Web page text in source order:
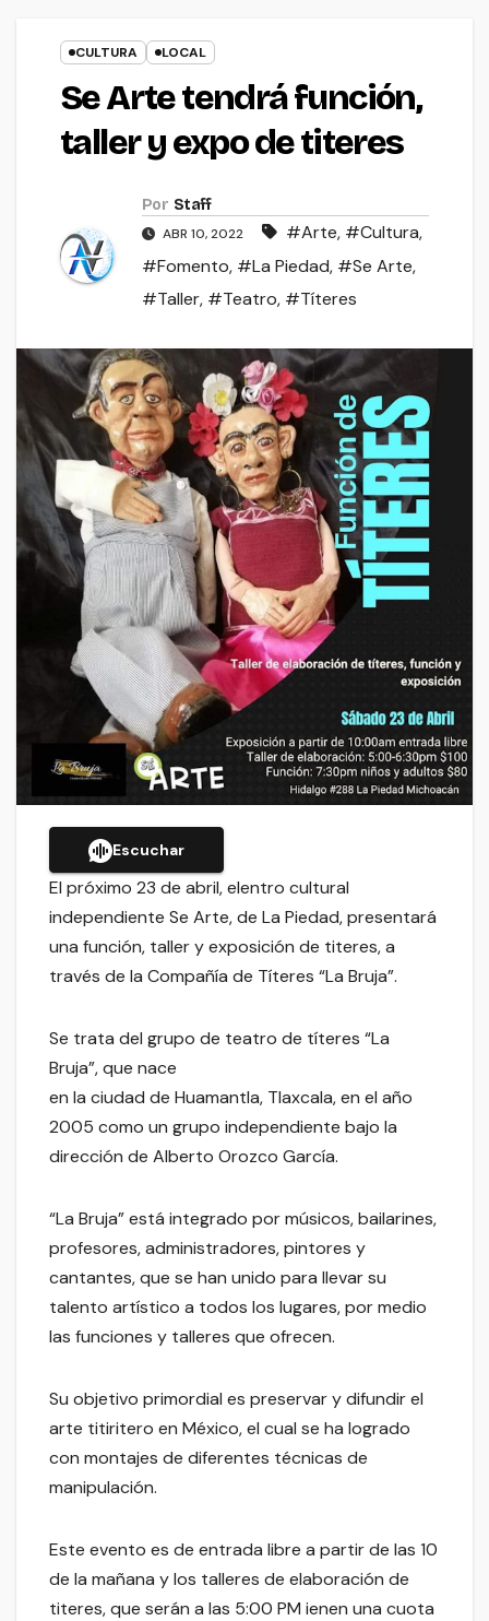
CULTURA LOCAL
Se Arte tendrá función,
taller y expo de titeres
Por Staff
ABR 10, 2022 #Arte, #Cultura,
#Fomento, #La Piedad, #Se Arte,
#Taller, #Teatro, #Títeres
Escuchar
El próximo 23 de abril, elentro cultural
independiente Se Arte, de La Piedad, presentará
una función, taller y exposición de titeres, a
través de la Compañía de Títeres “La Bruja”.
Se trata del grupo de teatro de títeres “La
Bruja”, que nace
en la ciudad de Huamantla, Tlaxcala, en el año
2005 como un grupo independiente bajo la
dirección de Alberto Orozco García.
“La Bruja” está integrado por músicos, bailarines,
profesores, administradores, pintores y
cantantes, que se han unido para llevar su
talento artístico a todos los lugares, por medio
las funciones y talleres que ofrecen.
Su objetivo primordial es preservar y difundir el
arte titiritero en México, el cual se ha logrado
con montajes de diferentes técnicas de
manipulación.
Este evento es de entrada libre a partir de las 10
de la mañana y los talleres de elaboración de
titeres, que serán a las 5:00 PM ienen una cuota